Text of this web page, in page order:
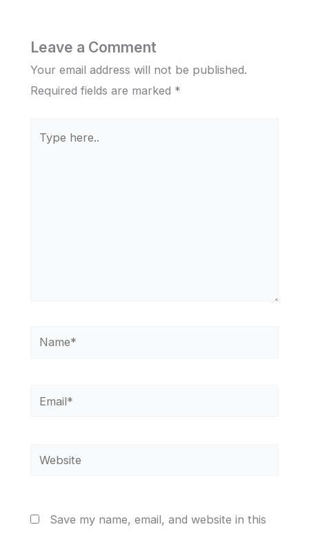
Leave a Comment
Your email address will not be published.
Required fields are marked *
here..
Name*
Email*
Website
Save my name, email, and website in this